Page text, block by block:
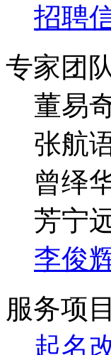
招聘
专家团
董易
张航
曾绎
芳宁
李俊
服务项目
起名